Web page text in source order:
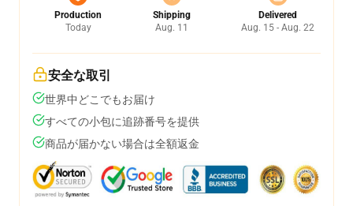
Production
Today
Shipping
Aug. 11
Delivered
Aug. 15 - Aug. 22
安全な取引
世界中どこでもお届け
すべての小包に追跡番号を提供
商品が届かない場合は全額返金